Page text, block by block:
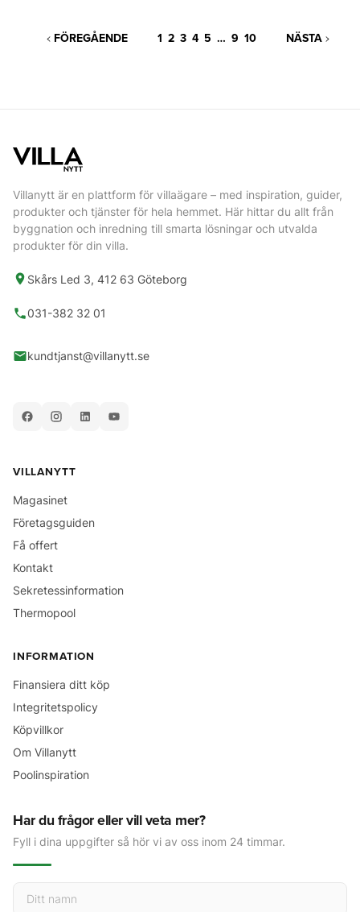
FÖREGÅENDE 1 2 3 4 5 … 9 10 NÄSTA
Villanytt är en plattform för villaägare – med inspiration, guider,
produkter och tjänster för hela hemmet. Här hittar du allt från
byggnation och inredning till smarta lösningar och utvalda
produkter för din villa.
Skårs Led 3, 412 63 Göteborg
031-382 32 01
kundtjanst@villanytt.se
VILLANYTT
Magasinet
Företagsguiden
Få offert
Kontakt
Sekretessinformation
Thermopool
INFORMATION
Finansiera ditt köp
Integritetspolicy
Köpvillkor
Om Villanytt
Poolinspiration
Har du frågor eller vill veta mer?
Fyll i dina uppgifter så hör vi av oss inom 24 timmar.